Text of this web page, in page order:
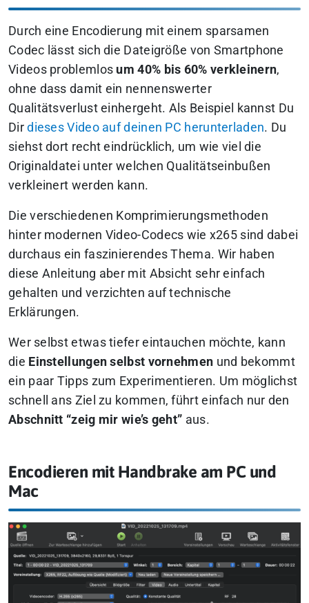
Durch eine Encodierung mit einem sparsamen
Codec lässt sich die Dateigröße von Smartphone
Videos problemlos um 40% bis 60% verkleinern,
ohne dass damit ein nennenswerter
Qualitätsverlust einhergeht. Als Beispiel kannst Du
Dirdieses Video auf deinen PC herunterladen. Du
siehst dort recht eindrücklich, um wie viel die
Originaldatei unter welchen Qualitätseinbußen
verkleinert werden kann.
Die verschiedenen Komprimierungsmethoden
hinter modernen Video-Codecs wie x265 sind dabei
durchaus ein faszinierendes Thema. Wir haben
diese Anleitung aber mit Absicht sehr einfach
gehalten und verzichten auf technische
Erklärungen.
Wer selbst etwas tiefer eintauchen möchte, kann
die Einstellungen selbst vornehmen und bekommt
ein paar Tipps zum Experimentieren. Um möglichst
schnell ans Ziel zu kommen, führt einfach nur den
Abschnitt “zeig mir wie’s geht” aus.
Encodieren mit Handbrake am PC und
Mac